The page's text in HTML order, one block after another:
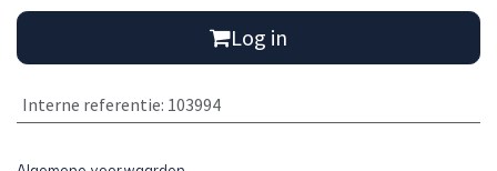
Log in
Interne referentie: 103994